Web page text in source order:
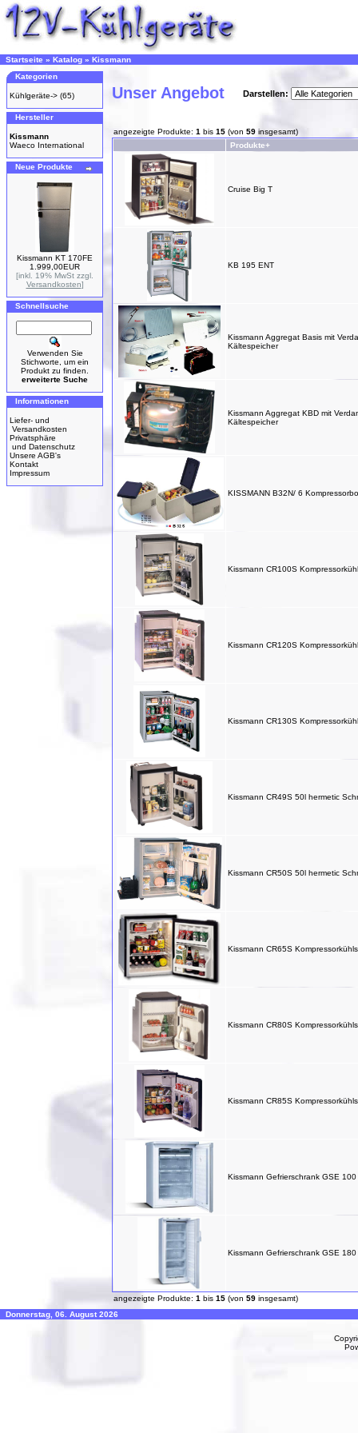
Startseite » Katalog » Kissmann
Kategorien
Kühlgeräte-> (65)
Hersteller
Kissmann
Waeco International
Neue Produkte
Kissmann KT 170FE
1.999,00EUR
[inkl. 19% MwSt zzgl.
Versandkosten]
Schnellsuche
Verwenden Sie
Stichworte, um ein
Produkt zu finden.
erweiterte Suche
Informationen
Liefer- und
Versandkosten
Privatsphäre
und Datenschutz
Unsere AGB's
Kontakt
Impressum
Unser Angebot Darstellen:
angezeigte Produkte: 1 bis 15 (von 59 insgesamt)
Produkte+
Cruise Big T
KB 195 ENT
Kissmann Aggregat Basis mit
Kältespeicher
Kissmann Aggregat KBD mit
Kältespeicher
KISSMANN B32N/ 6
Kissmann CR100S
Kissmann CR120S
Kissmann CR130S
Kissmann CR49S 50l hermetic
Kissmann CR50S 50l hermetic
Kissmann CR65S
Kissmann CR80S
Kissmann CR85S
Kissmann Gefrierschrank GSE 100
Kissmann Gefrierschrank GSE 180
angezeigte Produkte: 1 bis 15 (von 59 insgesamt)
Donnerstag, 06. August 2026